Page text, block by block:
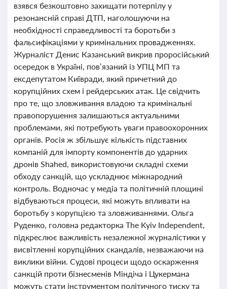
взявся безкоштовно захищати потерпілу у
резонансній справі ДТП, наголошуючи на
необхідності справедливості та боротьби з
фальсифікаціями у кримінальних провадженнях.
Журналіст Денис Казанський викрив проросійський
осередок в Україні, пов’язаний із УПЦ МП та
ексдепутатом Київради, який причетний до
корупційних схем і рейдерських атак. Це свідчить
про те, що зловживання владою та кримінальні
правопорушення залишаються актуальними
проблемами, які потребують уваги правоохоронних
органів. Росія ж збільшує кількість підставних
компаній для імпорту компонентів до ударних
дронів Shahed, використовуючи складні схеми
обходу санкцій, що ускладнює міжнародний
контроль. Водночас у медіа та політичній площині
відбуваються процеси, які можуть впливати на
боротьбу з корупцією та зловживаннями. Ольга
Руденко, головна редакторка The Kyiv Independent,
підкреслює важливість незалежної журналістики у
висвітленні корупційних скандалів, незважаючи на
виклики війни. Судові процеси щодо оскарження
санкцій проти бізнесменів Міндіча і Цукермана
можуть стати інструментом політичного тиску та